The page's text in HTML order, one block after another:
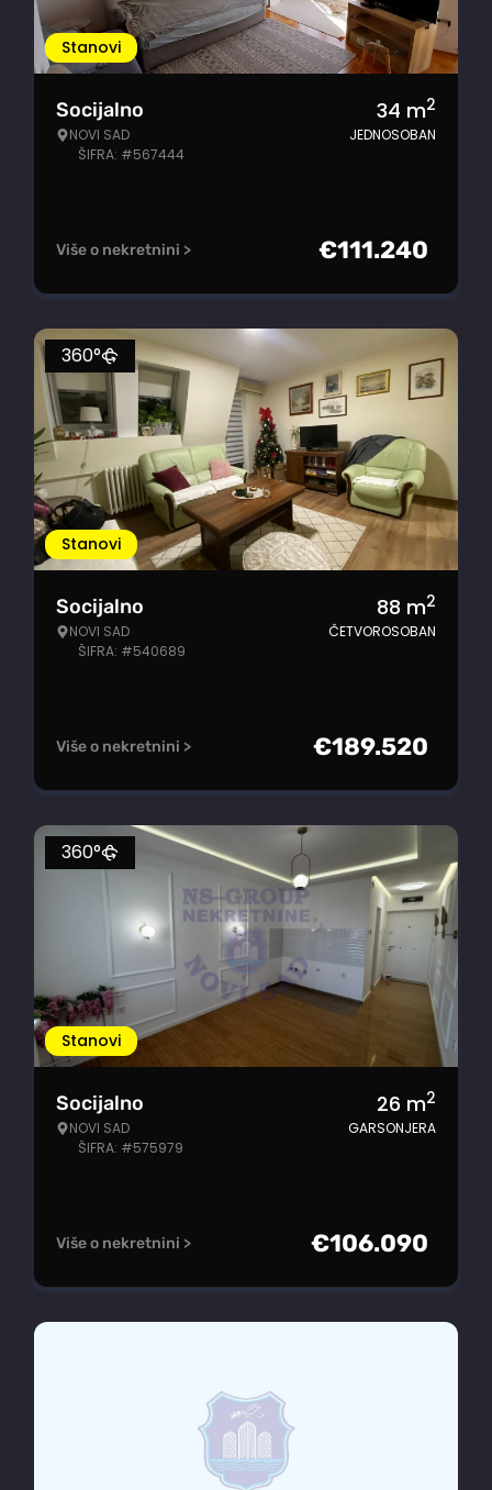
Stanovi
Socijalno
NOVI SAD
ŠIFRA: #567444
34 m2
JEDNOSOBAN
Više o nekretnini > €111.240
Stanovi
360°
Socijalno
NOVI SAD
ŠIFRA: #540689
88 m2
ČETVOROSOBAN
Više o nekretnini > €189.520
Stanovi
360°
Socijalno
NOVI SAD
ŠIFRA: #575979
26 m2
GARSONJERA
Više o nekretnini > €106.090